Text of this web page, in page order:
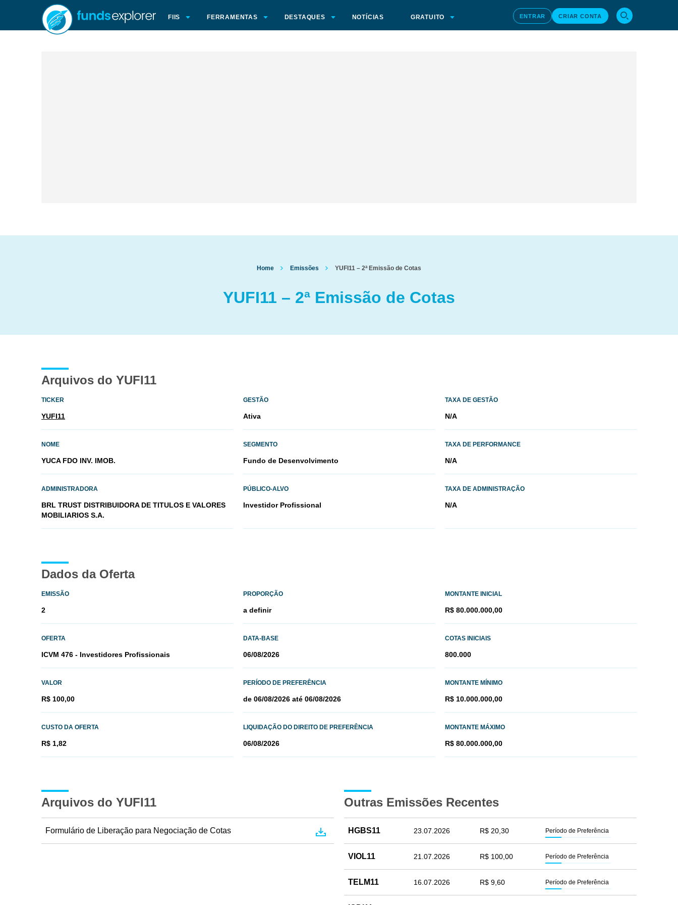
FIIS FERRAMENTAS DESTAQUES NOTÍCIAS GRATUITO ENTRAR CRIAR CONTA
Home Emissões YUFI11 – 2ª Emissão de Cotas
YUFI11 – 2ª Emissão de Cotas
Arquivos do YUFI11
TICKER
YUFI11
GESTÃO
Ativa
TAXA DE GESTÃO
N/A
NOME
YUCA FDO INV. IMOB.
SEGMENTO
Fundo de Desenvolvimento
TAXA DE PERFORMANCE
N/A
ADMINISTRADORA
BRL TRUST DISTRIBUIDORA DE TITULOS E VALORES
MOBILIARIOS S.A.
PÚBLICO-ALVO
Investidor Profissional
TAXA DE ADMINISTRAÇÃO
N/A
Dados da Oferta
EMISSÃO
2
PROPORÇÃO
a definir
MONTANTE INICIAL
R$ 80.000.000,00
OFERTA
ICVM 476 - Investidores Profissionais
DATA-BASE
06/08/2026
COTAS INICIAIS
800.000
VALOR
R$ 100,00
PERÍODO DE PREFERÊNCIA
de 06/08/2026 até 06/08/2026
MONTANTE MÍNIMO
R$ 10.000.000,00
CUSTO DA OFERTA
R$ 1,82
LIQUIDAÇÃO DO DIREITO DE PREFERÊNCIA
06/08/2026
MONTANTE MÁXIMO
R$ 80.000.000,00
Arquivos do YUFI11
Formulário de Liberação para Negociação de Cotas
Outras Emissões Recentes
HGBS11 23.07.2026 R$ 20,30 Período de Preferência
VIOL11 21.07.2026 R$ 100,00 Período de Preferência
TELM11 16.07.2026 R$ 9,60 Período de Preferência